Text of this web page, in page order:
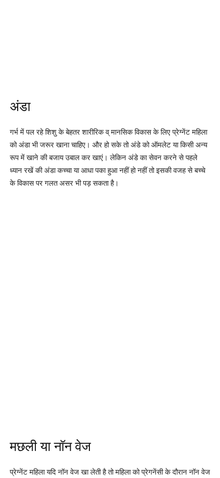
अंडा
गर्भ में पल रहे शिशु के बेहतर शारीरिक व् मानसिक विकास के लिए प्रेग्नेंट महिला
को अंडा भी जरूर खाना चाहिए। और हो सके तो अंडे को ऑमलेट या किसी अन्य
रूप में खाने की बजाय उबाल कर खाएं। लेकिन अंडे का सेवन करने से पहले
ध्यान रखें की अंडा कच्चा या आधा पका हुआ नहीं हो नहीं तो इसकी वजह से बच्चे
के विकास पर गलत असर भी पड़ सकता है।
मछली या नॉन वेज
प्रेग्नेंट महिला यदि नॉन वेज खा लेती है तो महिला को प्रेगनेंसी के दौरान नॉन वेज